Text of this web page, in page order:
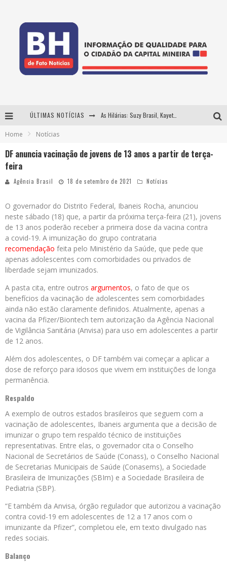
ÚLTIMAS NOTÍCIAS As Hilárias: Suzy Brasil, Kayete e Karoline Absinto retornam a Belo Horizonte para apresentação única no Teatro Sesiminas
Usecorp consolida a 'economia do uso' no B2B brasileiro, vira S.A. e impulsiona expansão com novo fundo estruturado
Home Notícias
DF anuncia vacinação de jovens de 13 anos a partir de terça-
feira
Agência Brasil 18 de setembro de 2021 Notícias
O governador do Distrito Federal, Ibaneis Rocha, anunciou
neste sábado (18) que, a partir da próxima terça-feira (21), jovens
de 13 anos poderão receber a primeira dose da vacina contra
a covid-19. A imunização do grupo contrataria
recomendação feita pelo Ministério da Saúde, que pede que
apenas adolescentes com comorbidades ou privados de
liberdade sejam imunizados.
A pasta cita, entre outros argumentos, o fato de que os
benefícios da vacinação de adolescentes sem comorbidades
ainda não estão claramente definidos. Atualmente, apenas a
vacina da Pfizer/Biontech tem autorização da Agência Nacional
de Vigilância Sanitária (Anvisa) para uso em adolescentes a partir
de 12 anos.
Além dos adolescentes, o DF também vai começar a aplicar a
dose de reforço para idosos que vivem em instituições de longa
permanência.
Respaldo
A exemplo de outros estados brasileiros que seguem com a
vacinação de adolescentes, Ibaneis argumenta que a decisão de
imunizar o grupo tem respaldo técnico de instituições
representativas. Entre elas, o governador cita o Conselho
Nacional de Secretários de Saúde (Conass), o Conselho Nacional
de Secretarias Municipais de Saúde (Conasems), a Sociedade
Brasileira de Imunizações (SBIm) e a Sociedade Brasileira de
Pediatria (SBP).
“E também da Anvisa, órgão regulador que autorizou a vacinação
contra covid-19 em adolescentes de 12 a 17 anos com o
imunizante da Pfizer”, completou ele, em texto divulgado nas
redes sociais.
Balanço